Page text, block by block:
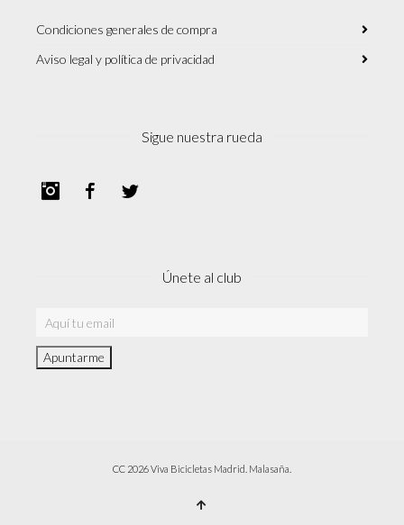
Condiciones generales de compra
Aviso legal y política de privacidad
Sigue nuestra rueda
InstagramFacebook
Únete al club
CC 2026 Viva Bicicletas Madrid. Malasaña.